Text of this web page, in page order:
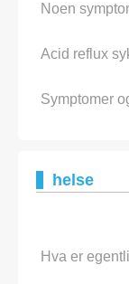
Acid reflux
Symptomer
helse
Hva er